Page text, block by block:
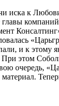
иска к
главы
и к этому
этом
очередь,